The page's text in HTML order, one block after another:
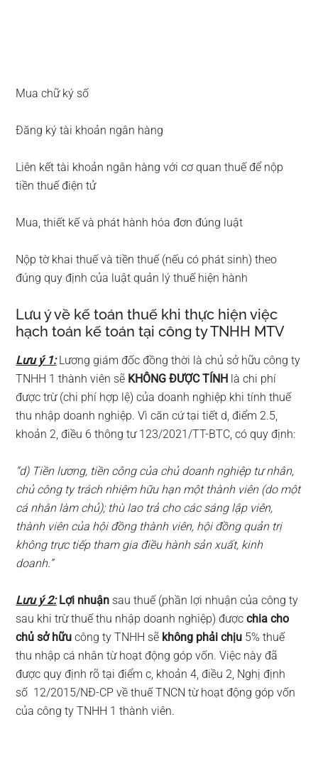
Mua chữ ký số
Đăng ký tài khoản ngân hàng
Liên kết tài khoản ngân hàng với cơ quan thuế để nộp
tiền thuế điện tử
Mua, thiết kế và phát hành hóa đơn đúng luật
Nộp tờ khai thuế và tiền thuế (nếu có phát sinh) theo
đúng quy định của luật quản lý thuế hiện hành
Lưu ý về kế toán thuế khi thực hiện việc
hạch toán kế toán tại công ty TNHH MTV
Lưu ý 1:Lương giám đốc đồng thời là chủ sở hữu công ty
TNHH 1 thành viên sẽ KHÔNG ĐƯỢC TÍNH là chi phí
được trừ (chi phí hợp lệ) của doanh nghiệp khi tính thuế
thu nhập doanh nghiệp. Vì căn cứ tại tiết d, điểm 2.5,
khoản 2, điều 6 thông tư 123/2021/TT-BTC, có quy định:
“d) Tiền lương, tiền công của chủ doanh nghiệp tư nhân,
chủ công ty trách nhiệm hữu hạn một thành viên (do một
cá nhân làm chủ); thù lao trả cho các sáng lập viên,
thành viên của hội đồng thành viên, hội đồng quản trị
không trực tiếp tham gia điều hành sản xuất, kinh
doanh.”
Lưu ý 2: Lợi nhuận sau thuế (phần lợi nhuận của công ty
sau khi trừ thuế thu nhập doanh nghiệp) đượcchia cho
chủ sở hữu công ty TNHH sẽ không phải chịu 5% thuế
thu nhập cá nhân từ hoạt động góp vốn. Việc này đã
được quy định rõ tại điểm c, khoản 4, điều 2, Nghị định
số 12/2015/NĐ-CP về thuế TNCN từ hoạt động góp vốn
của công ty TNHH 1 thành viên.